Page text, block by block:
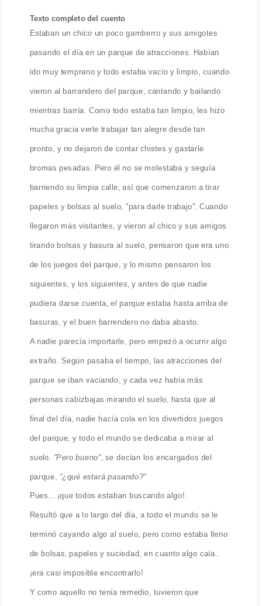
Texto completo del cuento
Estaban un chico un poco gamberro y sus amigotes
pasando el día en un parque de atracciones. Habían
ido muy temprano y todo estaba vacío y limpio, cuando
vieron al barrandero del parque, cantando y bailando
mientras barría. Como todo estaba tan limpio, les hizo
mucha gracia verle trabajar tan alegre desde tan
pronto, y no dejaron de contar chistes y gastarle
bromas pesadas. Pero él no se molestaba y seguía
barriendo su limpia calle, así que comenzaron a tirar
papeles y bolsas al suelo, "para darle trabajo". Cuando
llegaron más visitantes, y vieron al chico y sus amigos
tirando bolsas y basura al suelo, pensaron que era uno
de los juegos del parque, y lo mismo pensaron los
siguientes, y los siguientes, y antes de que nadie
pudiera darse cuenta, el parque estaba hasta arriba de
basuras, y el buen barrendero no daba abasto.
A nadie parecía importarle, pero empezó a ocurrir algo
extraño. Según pasaba el tiempo, las atracciones del
parque se iban vaciando, y cada vez había más
personas cabizbajas mirando el suelo, hasta que al
final del día, nadie hacía cola en los divertidos juegos
del parque, y todo el mundo se dedicaba a mirar al
suelo. "Pero bueno", se decían los encargados del
parque, "¿qué estará pasando?"
Pues... ¡que todos estaban buscando algo!.
Resultó que a lo largo del día, a todo el mundo se le
terminó cayando algo al suelo, pero como estaba lleno
de bolsas, papeles y suciedad, en cuanto algo caía..
¡era casi imposible encontrarlo!
Y como aquello no tenía remedio, tuvieron que